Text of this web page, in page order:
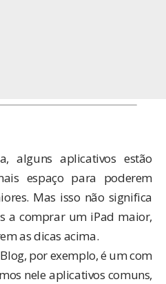
alguns aplicativos estão
espaço para poderem
Mas isso não significa
a comprar um iPad maior,
as dicas acima.
por exemplo, é um com
nele aplicativos comuns,